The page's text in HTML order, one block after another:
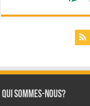
Qui sommes-nous?